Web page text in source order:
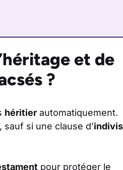
et de
?
héritier automatiquement.
si une clause d’
pour protéger le